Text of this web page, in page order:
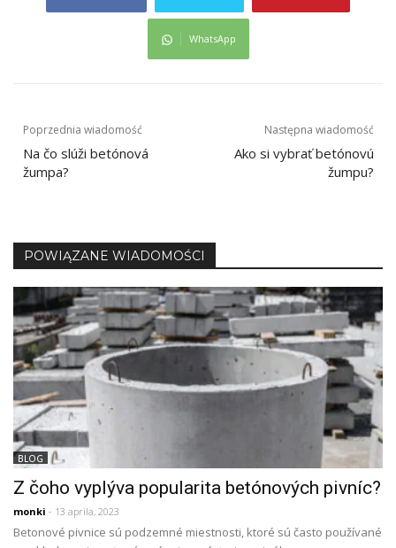
WhatsApp
Navigacija
prispevka
Poprzednia wiadomość
Na čo slúži betónová
žumpa?
Następna wiadomość
Ako si vybrať betónovú
žumpu?
POWIĄZANE WIADOMOŚCI
BLOG
Z čoho vyplýva popularita betónových pivníc?
monki - 13 aprila, 2023
Betonové pivnice sú podzemné miestnosti, ktoré sú často používané